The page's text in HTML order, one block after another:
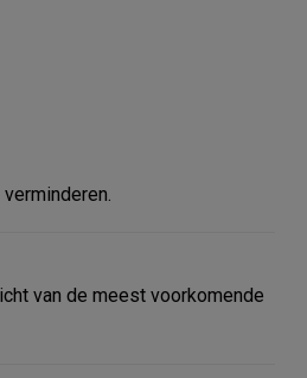
van de meest voorkomende